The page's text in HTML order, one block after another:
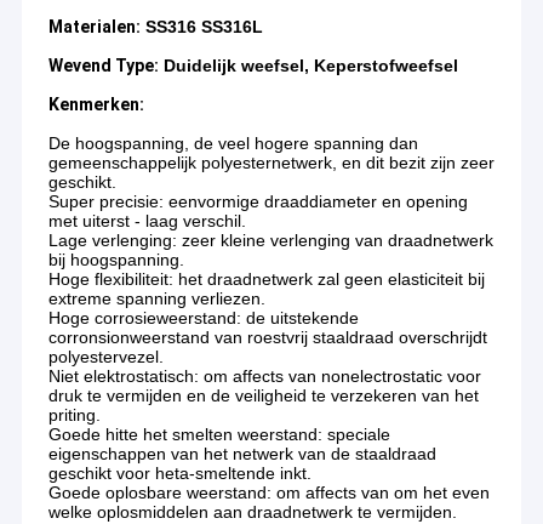
Materialen: SS316 SS316L
Wevend Type: Duidelijk weefsel, Keperstofweefsel
Kenmerken:
De hoogspanning, de veel hogere spanning dan
gemeenschappelijk polyesternetwerk, en dit bezit zijn zeer
geschikt.
Super precisie: eenvormige draaddiameter en opening
met uiterst - laag verschil.
Lage verlenging: zeer kleine verlenging van draadnetwerk
bij hoogspanning.
Hoge flexibiliteit: het draadnetwerk zal geen elasticiteit bij
extreme spanning verliezen.
Hoge corrosieweerstand: de uitstekende
corronsionweerstand van roestvrij staaldraad overschrijdt
polyestervezel.
Niet elektrostatisch: om affects van nonelectrostatic voor
druk te vermijden en de veiligheid te verzekeren van het
priting.
Goede hitte het smelten weerstand: speciale
eigenschappen van het netwerk van de staaldraad
geschikt voor heta-smeltende inkt.
Goede oplosbare weerstand: om affects van om het even
welke oplosmiddelen aan draadnetwerk te vermijden.